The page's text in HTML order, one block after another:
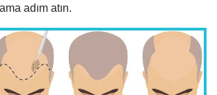
adım atın.